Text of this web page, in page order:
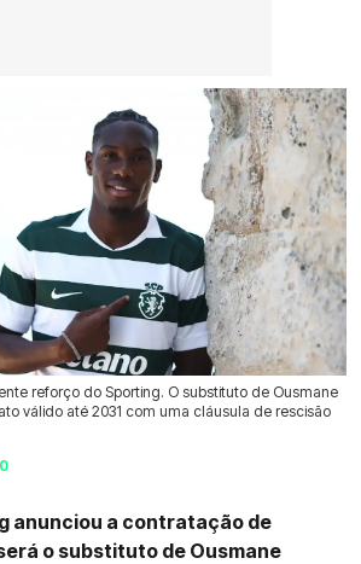
reforço do Sporting. O substituto de Ousmane
válido até 2031 com uma cláusula de rescisão
0
anunciou a contratação de
o substituto de Ousmane